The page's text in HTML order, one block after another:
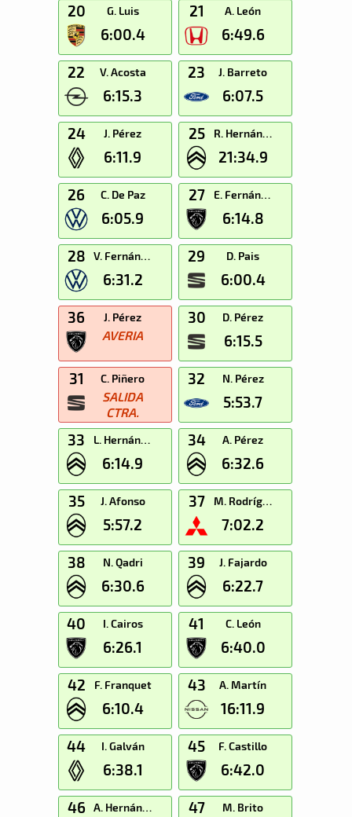
20 G. Luis
6:00.4
21 A. León
6:49.6
22 V. Acosta
6:15.3
23 J. Barreto
6:07.5
24 J. Pérez
6:11.9
25 R. Hernández
21:34.9
26 C. De Paz
6:05.9
27 E. Fernández
6:14.8
28 V. Fernández
6:31.2
29 D. Pais
6:00.4
36 J. Pérez
AVERIA
30 D. Pérez
6:15.5
31 C. Piñero
SALIDA
CTRA.
32 N. Pérez
5:53.7
33 L. Hernández
6:14.9
34 A. Pérez
6:32.6
35 J. Afonso
5:57.2
37 M. Rodríguez
7:02.2
38 N. Qadri
6:30.6
39 J. Fajardo
6:22.7
40 I. Cairos
6:26.1
41 C. León
6:40.0
42 F. Franquet
6:10.4
43 A. Martín
16:11.9
44 I. Galván
6:38.1
45 F. Castillo
6:42.0
46 A. Hernández 47 M. Brito